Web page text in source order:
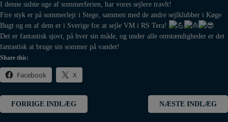
I denne sidste uge af sommerferien, har vores sejlere travlt!
Fire styk er på sommerlejr i Stege, sammen med de andre sejlklubber i Køge
Bugt og en af dem er i Sverige for at sejle VM i RS Tera!
Det er fantastisk sjovt, på hver sin måde, og under alle omstændigheder er det
fantastisk at bruge sin sommer på vandet!
Share this:
Facebook X
Indlægsnavigation
FORRIGE INDLÆG NÆSTE INDLÆG